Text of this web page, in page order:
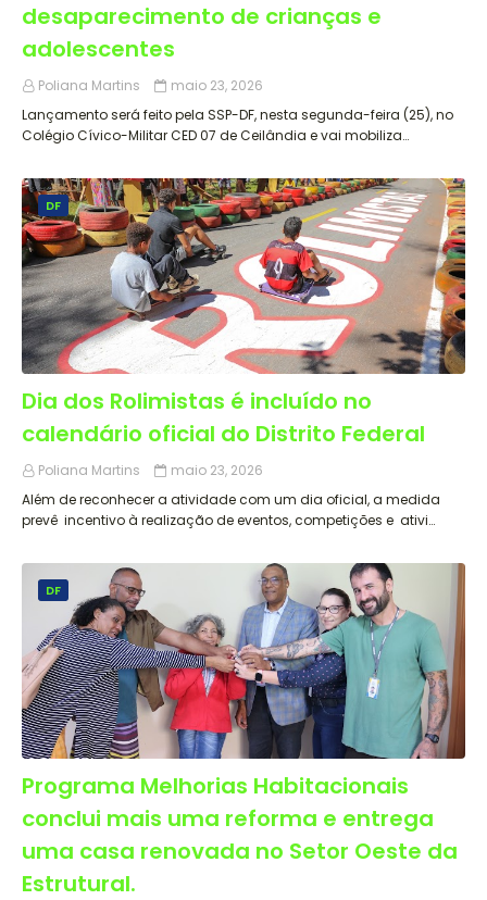
desaparecimento de crianças e
adolescentes
Poliana Martins
maio 23, 2026
Lançamento será feito pela SSP-DF, nesta segunda-feira (25), no
Colégio Cívico-Militar CED 07 de Ceilândia e vai mobiliza…
DF
Dia dos Rolimistas é incluído no
calendário oficial do Distrito Federal
Poliana Martins
maio 23, 2026
Além de reconhecer a atividade com um dia oficial, a medida
prevê incentivo à realização de eventos, competições e ativi…
DF
Programa Melhorias Habitacionais
conclui mais uma reforma e entrega
uma casa renovada no Setor Oeste da
Estrutural.